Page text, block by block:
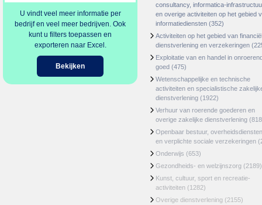
U vindt veel meer informatie per
bedrijf en veel meer bedrijven. Ook
kunt u filters toepassen en
exporteren naar Excel.
Bekijken
consultancy, informatica-
en overige activiteiten op het gebied
informatiediensten (352)
Activiteiten op het gebied van
dienstverlening en verzekeringen
Exploitatie van en handel in
goed (475)
Wetenschappelijke en technische
activiteiten en specialistische
dienstverlening (1922)
Verhuur van roerende goederen en
overige zakelijke dienstverlening
Openbaar bestuur, overheidsdiensten
en verplichte sociale verzekeringen
Onderwijs (653)
Gezondheids- en welzijnszorg (2189)
Kunst, cultuur, sport en recreatie-
activiteiten (1282)
Overige dienstverlening (2155)